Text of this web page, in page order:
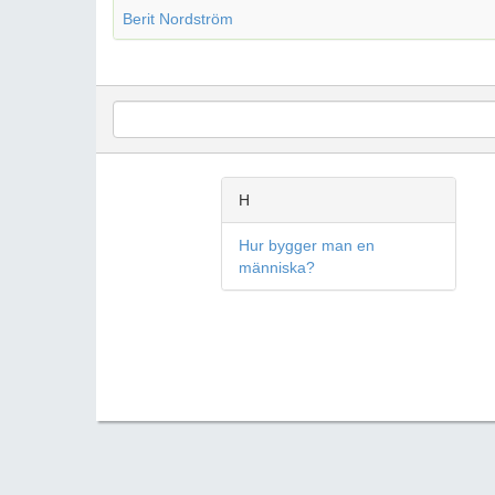
Berit Nordström
H
Hur bygger man en
människa?